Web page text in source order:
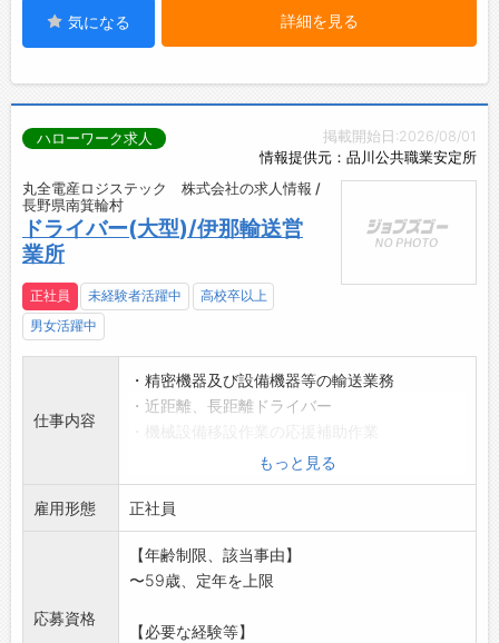
気になる 詳細を見る
掲載開始日:2026/08/01
情報提供元：品川公共職業安定所
ハローワーク求人
丸全電産ロジステック 株式会社の求人情報 /
長野県南箕輪村
ドライバー(大型)/伊那輸送営
業所
正社員 未経験者活躍中
高校卒以上
男女活躍中
仕事内容
・精密機器及び設備機器等の輸送業務
・近距離、長距離ドライバー
大型トラック業務経験のある方は、是非一緒に
働きましょう!
変更範囲:会社が定める業務
もっと見る
雇用形態 正社員
応募資格
【年齢制限、該当事由】
〜59歳、定年を上限
【必要な経験等】